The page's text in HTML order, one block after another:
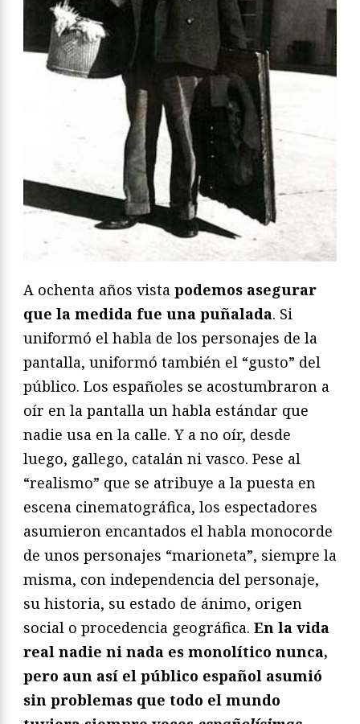
A ochenta años vista podemos asegurar
que la medida fue una puñalada. Si
uniformó el habla de los personajes de la
pantalla, uniformó también el “gusto” del
público. Los españoles se acostumbraron a
oír en la pantalla un habla estándar que
nadie usa en la calle. Y a no oír, desde
luego, gallego, catalán ni vasco. Pese al
“realismo” que se atribuye a la puesta en
escena cinematográfica, los espectadores
asumieron encantados el habla monocorde
de unos personajes “marioneta”, siempre la
misma, con independencia del personaje,
su historia, su estado de ánimo, origen
social o procedencia geográfica. En la vida
real nadie ni nada es monolítico nunca,
pero aun así el público español asumió
sin problemas que todo el mundo